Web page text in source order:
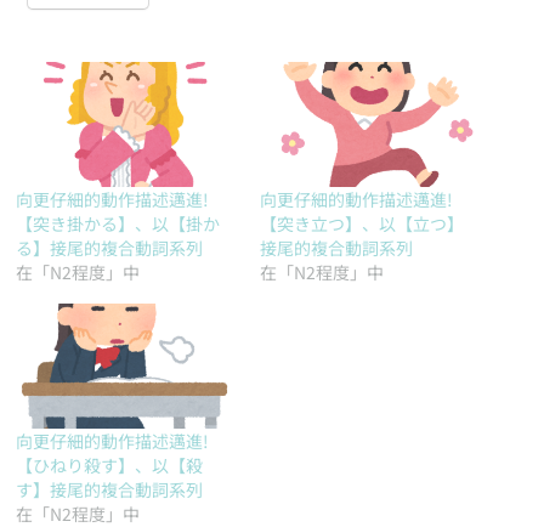
向更仔細的動作描述邁進!
【突き掛かる】、以【掛か
る】接尾的複合動詞系列
在「N2程度」中
向更仔細的動作描述邁進!
【突き立つ】、以【立つ】
接尾的複合動詞系列
在「N2程度」中
向更仔細的動作描述邁進!
【ひねり殺す】、以【殺
す】接尾的複合動詞系列
在「N2程度」中